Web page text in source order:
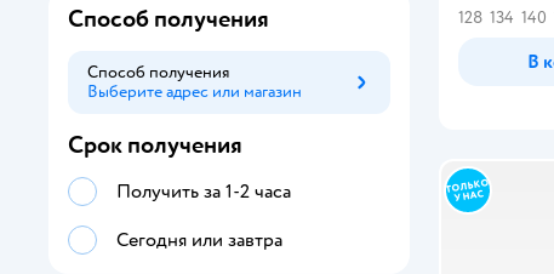
128 134 140
В
Спортивные брюки
Спортивные костюмы
Футболки
Способ получения
Способ получения
Выберите адрес или магазин
Способ получения
Срок получения
Получить за 1-2 часа
Сегодня или завтра